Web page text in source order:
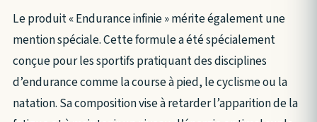
Le produit « Endurance infinie » mérite également une
mention spéciale. Cette formule a été spécialement
conçue pour les sportifs pratiquant des disciplines
d’endurance comme la course à pied, le cyclisme ou la
natation. Sa composition vise à retarder l’apparition de la